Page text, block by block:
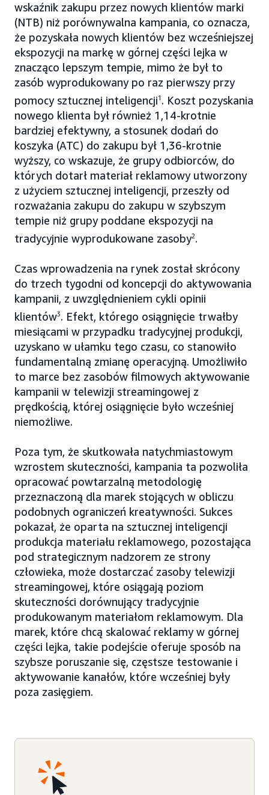
wskaźnik zakupu przez nowych klientów marki
(NTB) niż porównywalna kampania, co oznacza,
że pozyskała nowych klientów bez wcześniejszej
ekspozycji na markę w górnej części lejka w
znacząco lepszym tempie, mimo że był to
zasób wyprodukowany po raz pierwszy przy
pomocy sztucznej inteligencji1 . Koszt pozyskania
nowego klienta był również 1,14-krotnie
bardziej efektywny, a stosunek dodań do
koszyka (ATC) do zakupu był 1,36-krotnie
wyższy, co wskazuje, że grupy odbiorców, do
których dotarł materiał reklamowy utworzony
z użyciem sztucznej inteligencji, przeszły od
rozważania zakupu do zakupu w szybszym
tempie niż grupy poddane ekspozycji na
tradycyjnie wyprodukowane zasoby2.
Czas wprowadzenia na rynek został skrócony
do trzech tygodni od koncepcji do aktywowania
kampanii, z uwzględnieniem cykli opinii
klientów3. Efekt, którego osiągnięcie trwałby
miesiącami w przypadku tradycyjnej produkcji,
uzyskano w ułamku tego czasu, co stanowiło
fundamentalną zmianę operacyjną. Umożliwiło
to marce bez zasobów filmowych aktywowanie
kampanii w telewizji streamingowej z
prędkością, której osiągnięcie było wcześniej
niemożliwe.
Poza tym, że skutkowała natychmiastowym
wzrostem skuteczności, kampania ta pozwoliła
opracować powtarzalną metodologię
przeznaczoną dla marek stojących w obliczu
podobnych ograniczeń kreatywności. Sukces
pokazał, że oparta na sztucznej inteligencji
produkcja materiału reklamowego, pozostająca
pod strategicznym nadzorem ze strony
człowieka, może dostarczać zasoby telewizji
streamingowej, które osiągają poziom
skuteczności dorównujący tradycyjnie
produkowanym materiałom reklamowym. Dla
marek, które chcą skalować reklamy w górnej
części lejka, takie podejście oferuje sposób na
szybsze poruszanie się, częstsze testowanie i
aktywowanie kanałów, które wcześniej były
poza zasięgiem.